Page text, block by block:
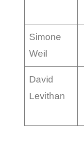
Simone
Weil
David
Levithan